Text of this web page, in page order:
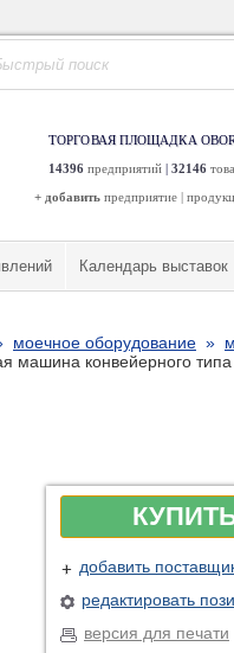
ТОРГОВАЯ ПЛОЩАДКА
14396 предприятий | 32146
+ добавить предприятие |
Календарь выставок
моечное оборудование »
машина конвейерного типа
добавить
редактировать
версия для печати